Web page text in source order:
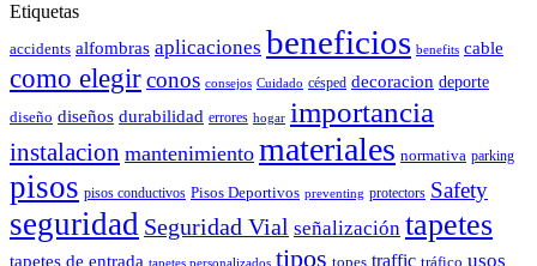
Etiquetas
accidents alfombras aplicaciones beneficios benefits cable
como elegirconos consejos Cuidado césped decoracion deporte
diseño diseños durabilidad errores hogar importancia
instalacion mantenimiento materiales normativa parking
pisos pisos conductivos Pisos Deportivos preventing protectors Safety
seguridad Seguridad Vial señalización tapetes
tapetes de entrada tapetes personalizados tipos topes traffic tráfico usos